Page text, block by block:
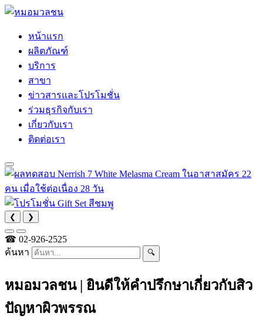
หน้าแรก
ผลิตภัณฑ์
บริการ
สาขา
ข่าวสารและโปรโมชั่น
ร่วมธุรกิจกับเรา
เกี่ยวกับเรา
ติดต่อเรา
❮ ❯
☎ 02-926-2525
ค้นหา
🔍
หมอมวลชน | ยินดีให้คำปรึกษาเกี่ยวกับสิว
ปัญหาผิวพรรณ